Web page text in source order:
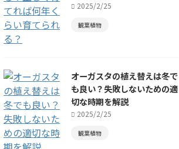
2025/2/25
観葉植物
オーガスタの植え替えは冬で
も良い？失敗しないための適
切な時期を解説
2025/2/25
観葉植物